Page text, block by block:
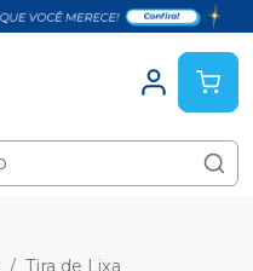
Tira de Lixa